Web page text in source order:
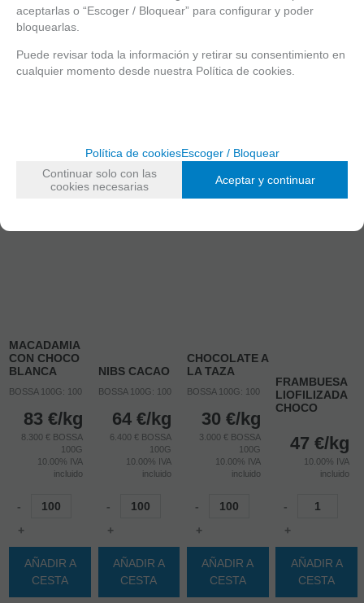
+
AÑADIR A
CESTA
AÑADIR A
CESTA
AÑADIR A
CESTA
AÑADIR A
MACADAMIA
CON CHOCO
BLANCA
BOSSA 100G: 100
83 €/kg
8.300 € BOSSA
100G
10.00% IVA
incluido
-
+
AÑADIR A
CESTA
NIBS CACAO
BOSSA 100G: 100
64 €/kg
6.400 € BOSSA
100G
10.00% IVA
incluido
-
+
AÑADIR A
CESTA
CHOCOLATE A
LA TAZA
BOSSA 100G: 100
30 €/kg
3.000 € BOSSA
100G
10.00% IVA
incluido
-
+
AÑADIR A
CESTA
FRAMBUESA
LIOFILIZADA
CHOCO
47 €/kg
10.00% IVA
incluido
-
+
AÑADIR A
CESTA
aceptarlas o “Escoger / Bloquear” para configurar y poder
bloquearlas.
Puede revisar toda la información y retirar su consentimiento en
cualquier momento desde nuestra Política de cookies.
Política de cookiesEscoger / Bloquear
Continuar solo con las
cookies necesarias
Aceptar y continuar